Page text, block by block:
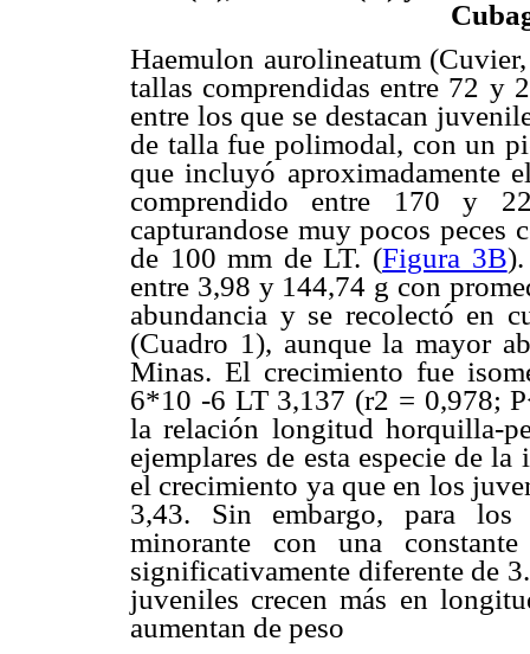
Haemulon aurolineatum
tallas comprendidas entre 72 y
entre los que se destacan
de talla fue polimodal, con un
que incluyó aproximadamente
comprendido entre 170 y
capturandose muy pocos peces
de 100 mm de LT. (Figura 3B
entre 3,98 y 144,74 g con
abundancia y se recolectó en
(Cuadro 1), aunque la mayor
Minas. El crecimiento fue
6*10 -6 LT 3,137 (r2 = 0,978;
la relación longitud horquilla-
ejemplares de esta especie de
el crecimiento ya que en los
3,43. Sin embargo, para los
minorante con una
significativamente diferente de
juveniles crecen más en
aumentan de peso